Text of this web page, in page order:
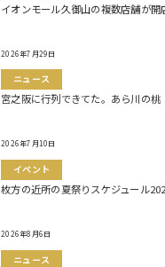
イオンモール久御山の複数店舗が開
2026年7月29日
ニュース
宮之阪に行列できてた。あら川の桃
2026年7月10日
イベント
枚方の近所の夏祭りスケジュール
2026年8月6日
ニュース